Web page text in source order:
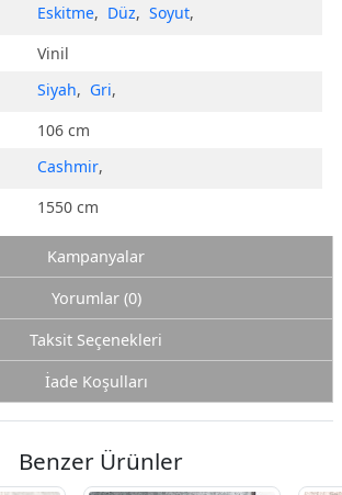
Eskitme, Düz, Soyut,
Vinil
Siyah, Gri,
106 cm
Cashmir,
1550 cm
Kampanyalar
Yorumlar (0)
Taksit Seçenekleri
İade Koşulları
Benzer Ürünler